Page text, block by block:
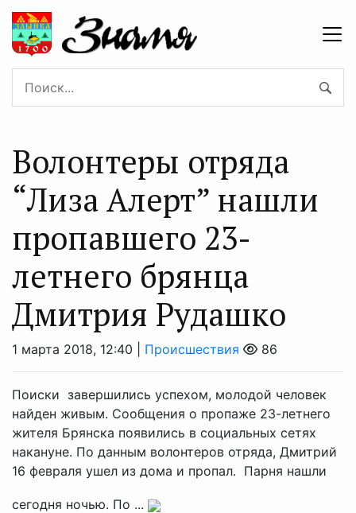
Волонтеры отряда
“Лиза Алерт” нашли
пропавшего 23-
летнего брянца
Дмитрия Рудашко
1 марта 2018, 12:40 | Происшествия 86
Поиски завершились успехом, молодой человек
найден живым. Сообщения о пропаже 23-летнего
жителя Брянска появились в социальных сетях
накануне. По данным волонтеров отряда, Дмитрий
16 февраля ушел из дома и пропал. Парня нашли
сегодня ночью. По ...